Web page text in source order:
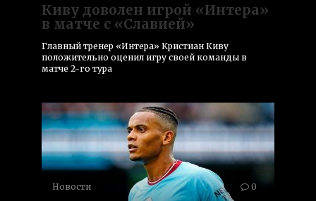
Киву доволен игрой «Интера»
в матче с «Славией»
Главный тренер «Интера» Кристиан Киву
положительно оценил игру своей команды в
матче 2-го тура
Новости 0